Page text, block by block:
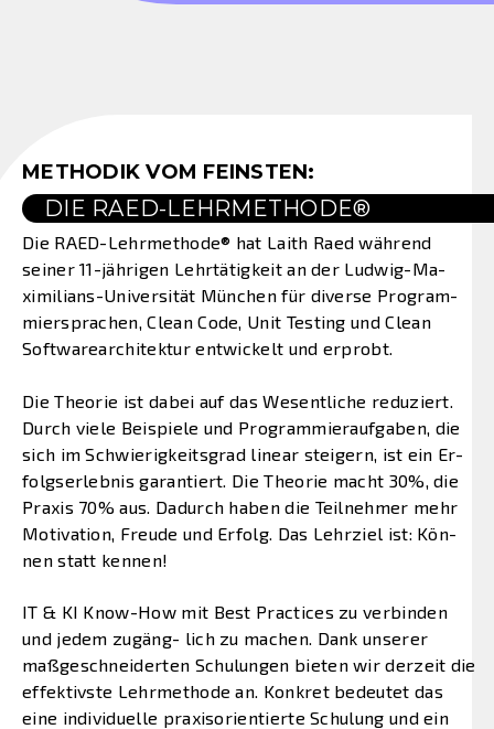
METHODIK VOM FEINSTEN:
DIE RAED-LEHRMETHODE®
Die RAED-Lehrmethode® hat Laith Raed während
seiner 11-jährigen Lehrtätigkeit an der Ludwig-Ma-
ximilians-Universität München für diverse Program-
miersprachen, Clean Code, Unit Testing und Clean
Softwarearchitektur entwickelt und erprobt.
Die Theorie ist dabei auf das Wesentliche reduziert.
Durch viele Beispiele und Programmieraufgaben, die
sich im Schwierigkeitsgrad linear steigern, ist ein Er-
folgserlebnis garantiert. Die Theorie macht 30%, die
Praxis 70% aus. Dadurch haben die Teilnehmer mehr
Motivation, Freude und Erfolg. Das Lehrziel ist: Kön-
nen statt kennen!
IT & KI Know-How mit Best Practices zu verbinden
und jedem zugäng- lich zu machen. Dank unserer
maßgeschneiderten Schulungen bieten wir derzeit die
effektivste Lehrmethode an. Konkret bedeutet das
eine individuelle praxisorientierte Schulung und ein